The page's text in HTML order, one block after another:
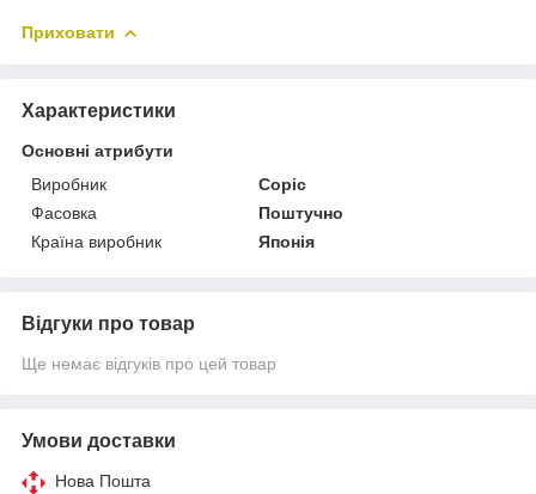
Приховати
Характеристики
Основні атрибути
Виробник
Copic
Фасовка
Поштучно
Країна виробник
Японія
Відгуки про товар
Ще немає відгуків про цей товар
Умови доставки
Нова Пошта